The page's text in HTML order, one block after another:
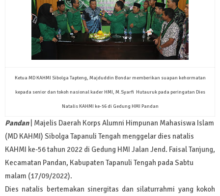
Ketua MD KAHMI Sibolga Tapteng, Majduddin Bondar memberikan suapan kehormatan
kepada senior dan tokoh nasional kader HMI, M.Syarfi Hutauruk pada peringatan Dies
Natalis KAHMI ke-56 di Gedung HMI Pandan
Pandan| Majelis Daerah Korps Alumni Himpunan Mahasiswa Islam
(MD KAHMI) Sibolga Tapanuli Tengah menggelar dies natalis
KAHMI ke-56 tahun 2022 di Gedung HMI Jalan Jend. Faisal Tanjung,
Kecamatan Pandan, Kabupaten Tapanuli Tengah pada Sabtu
malam (17/09/2022).
Dies natalis bertemakan sinergitas dan silaturrahmi yang kokoh